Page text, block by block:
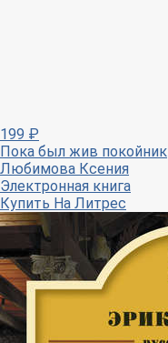
199 ₽
Пока был жив покойник
Любимова Ксения
Электронная книга
Купить На Литрес